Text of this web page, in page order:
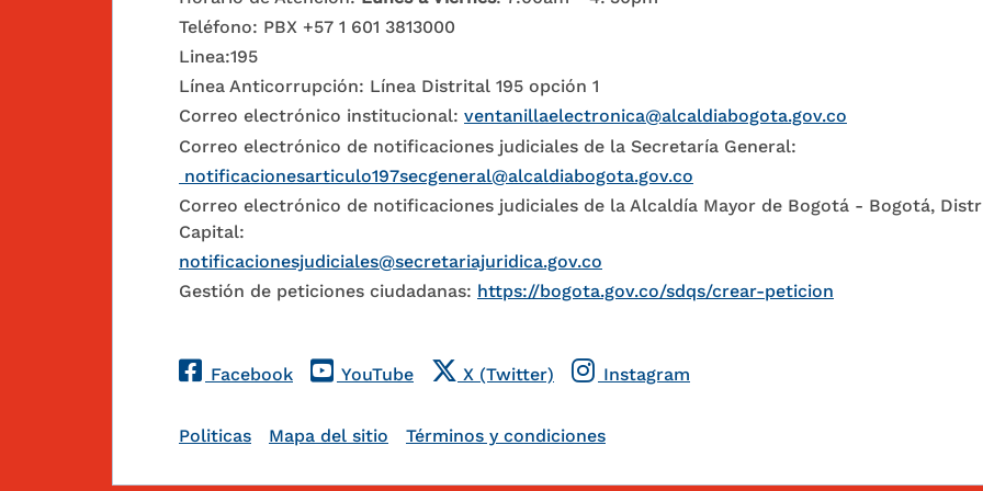
Teléfono: PBX +57 1 601 3813000
Linea:195
Línea Anticorrupción: Línea Distrital 195 opción 1
Correo electrónico institucional: ventanillaelectronica@alcaldiabogota.gov.co
Correo electrónico de notificaciones judiciales de la Secretaría General:
notificacionesarticulo197secgeneral@alcaldiabogota.gov.co
Correo electrónico de notificaciones judiciales de la Alcaldía Mayor de Bogotá - Bogotá,
Capital:
notificacionesjudiciales@secretariajuridica.gov.co
Gestión de peticiones ciudadanas: https://bogota.gov.co/sdqs/crear-peticion
Redes Sociales
Facebook YouTube X (Twitter) Instagram
Pie de página
Politicas Mapa del sitio Términos y condiciones